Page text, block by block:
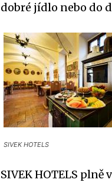
dobré jídlo nebo do
SIVEK HOTELS
SIVEK HOTELS